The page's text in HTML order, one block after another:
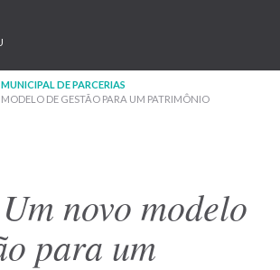
recolher
DE PARCERIAS
DE GESTÃO PARA UM PATRIMÔNIO
novo modelo
para um